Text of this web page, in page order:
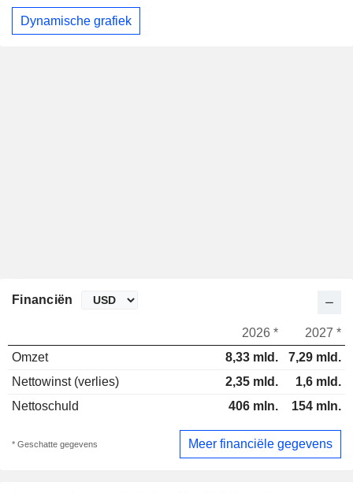
Dynamische grafiek
Financiën
2026 *
2027 *
Omzet
8,33 mld.
7,29 mld.
Nettowinst (verlies)
2,35 mld.
1,6 mld.
Nettoschuld
406 mln. 154 mln.
* Geschatte gegevens Meer financiële gegevens